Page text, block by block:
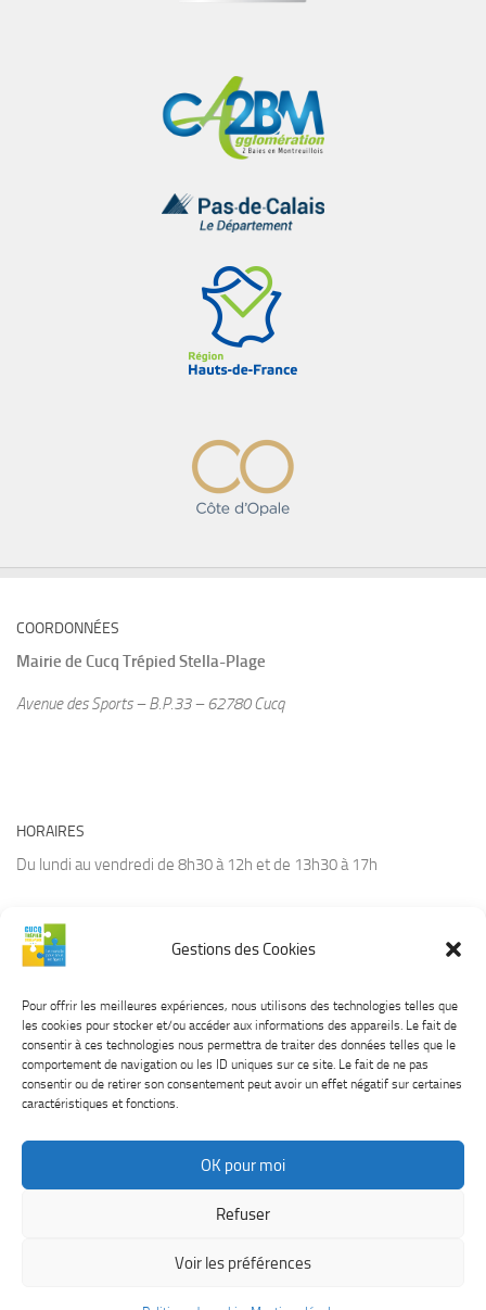
Gestions des Cookies
Pour offrir les meilleures expériences, nous utilisons des technologies telles que
les cookies pour stocker et/ou accéder aux informations des appareils. Le fait de
consentir à ces technologies nous permettra de traiter des données telles que le
comportement de navigation ou les ID uniques sur ce site. Le fait de ne pas
consentir ou de retirer son consentement peut avoir un effet négatif sur certaines
caractéristiques et fonctions.
OK pour moi
Refuser
Voir les préférences
COORDONNÉES
Mairie de Cucq Trépied Stella-Plage
Avenue des Sports – B.P.33 – 62780 Cucq
HORAIRES
Du lundi au vendredi de 8h30 à 12h et de 13h30 à 17h
CONTACT
Courriel : contact@cucq.fr
Site Internet : www.cucq.fr
CUCQ TREPIED STELLA © 2026. Tous droits réservés.